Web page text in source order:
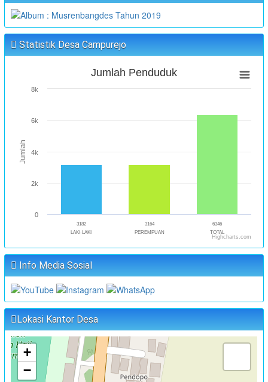
Statistik Desa Campurejo
Jumlah
Jumlah Penduduk
3182
LAKI-LAKI
3164
PEREMPUAN
6346
TOTAL
0
2k
4k
6k
8k
Highcharts.com
Info Media Sosial
Lokasi Kantor Desa
+
−